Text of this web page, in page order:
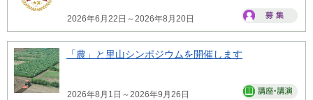
2026年6月22日～2026年8月20日
「農」と里山シンポジウムを開催します
2026年8月1日～2026年9月26日